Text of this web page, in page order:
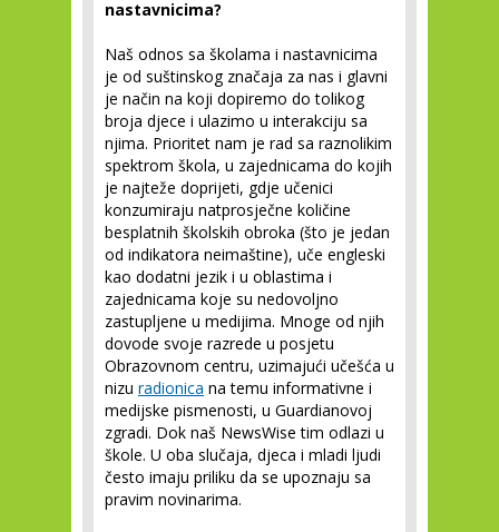
nastavnicima?
Naš odnos sa školama i nastavnicima
je od suštinskog značaja za nas i glavni
je način na koji dopiremo do tolikog
broja djece i ulazimo u interakciju sa
njima. Prioritet nam je rad sa raznolikim
spektrom škola, u zajednicama do kojih
je najteže doprijeti, gdje učenici
konzumiraju natprosječne količine
besplatnih školskih obroka (što je jedan
od indikatora neimaštine), uče engleski
kao dodatni jezik i u oblastima i
zajednicama koje su nedovoljno
zastupljene u medijima. Mnoge od njih
dovode svoje razrede u posjetu
Obrazovnom centru, uzimajući učešća u
nizu radionica na temu informativne i
medijske pismenosti, u Guardianovoj
zgradi. Dok naš NewsWise tim odlazi u
škole. U oba slučaja, djeca i mladi ljudi
često imaju priliku da se upoznaju sa
pravim novinarima.